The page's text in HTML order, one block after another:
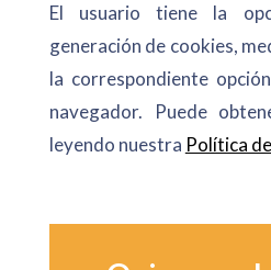
El usuario tiene la
generación de cookies,
la correspondiente
navegador. Puede
leyendo nuestra Política